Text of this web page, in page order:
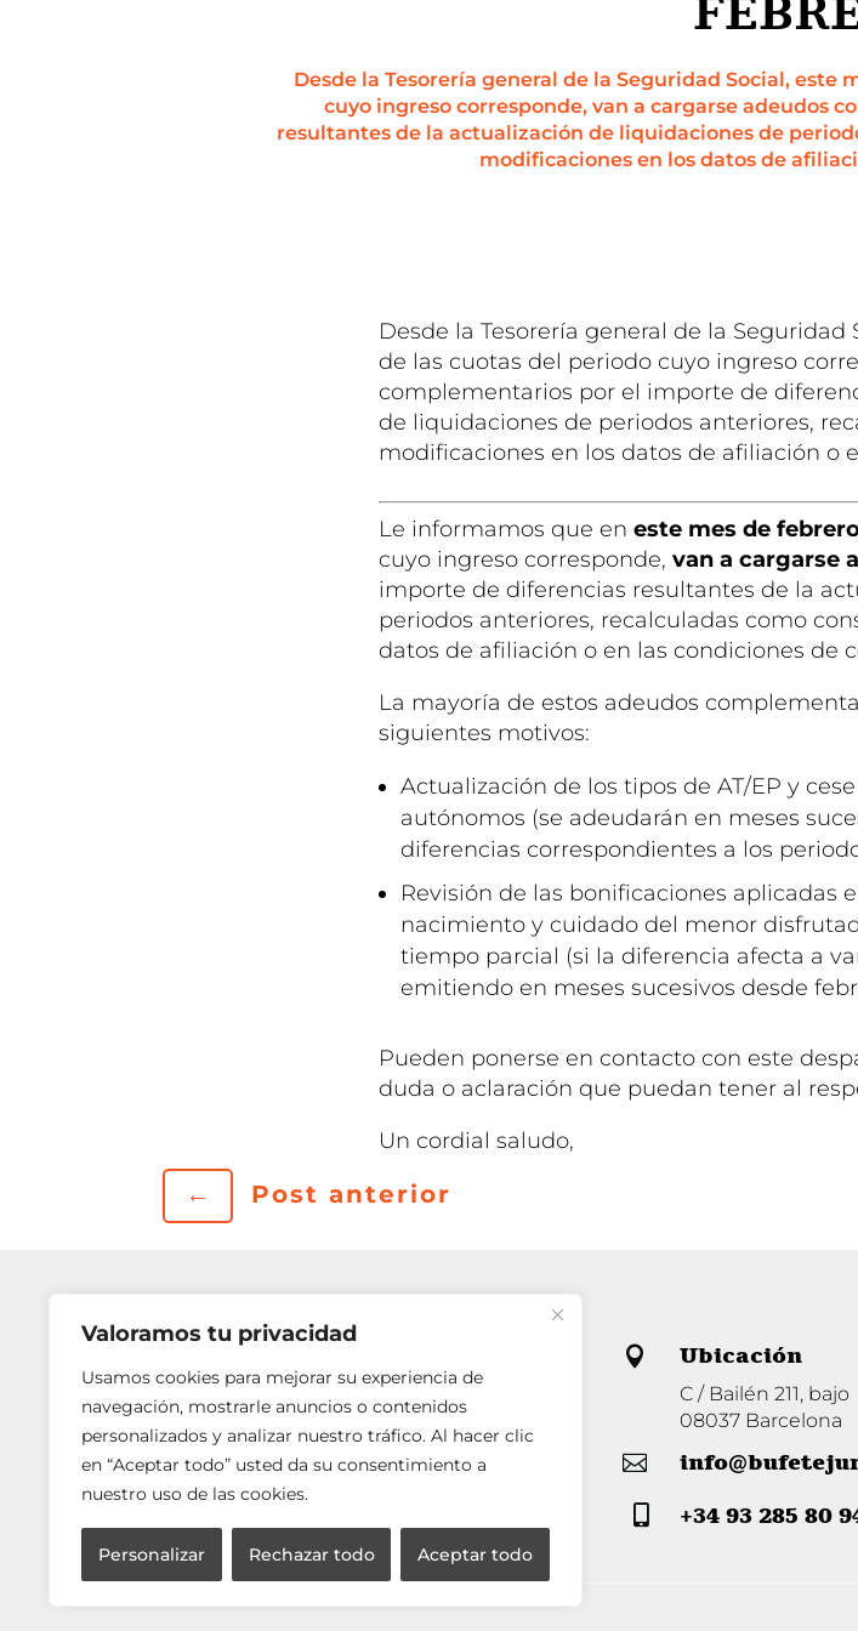
Valoramos tu privacidad
Usamos cookies para mejorar su experiencia de
navegación, mostrarle anuncios o contenidos
personalizados y analizar nuestro tráfico. Al hacer clic
en “Aceptar todo” usted da su consentimiento a
nuestro uso de las cookies.
Personalizar Rechazar todo Aceptar todo
Desde la Tesorería general de la Seguridad Social, este
cuyo ingreso corresponde, van a cargarse adeudos
resultantes de la actualización de liquidaciones de
modificaciones en los datos de
Desde la Tesorería general de la
de las cuotas del periodo cuyo ingreso
complementarios por el importe de
de liquidaciones de periodos anteriores,
modificaciones en los datos de afiliación o
Le informamos que en este mes de
cuyo ingreso corresponde, van a cargarse
importe de diferencias resultantes de la
periodos anteriores, recalculadas como
datos de afiliación o en las condiciones de
La mayoría de estos adeudos
siguientes motivos:
Actualización de los tipos de AT/EP y
autónomos (se adeudarán en meses
diferencias correspondientes a los
Revisión de las bonificaciones aplicadas
nacimiento y cuidado del menor
tiempo parcial (si la diferencia afecta a
emitiendo en meses sucesivos desde
Pueden ponerse en contacto con este
duda o aclaración que puedan tener al
Un cordial saludo,
← Post anterior
 Ubicación
C / Bailén 211, bajo
08037 Barcelona

 +34 93 285 80